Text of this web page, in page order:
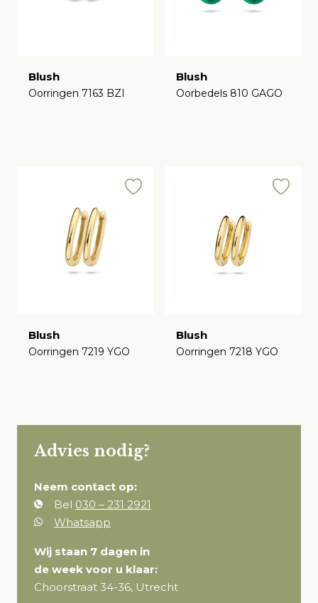
Blush
Oorringen 7163 BZI
Blush
Oorbedels 810 GAGO
Blush
Oorringen 7219 YGO
Blush
Oorringen 7218 YGO
Advies nodig?
Neem contact op:
Bel 030 – 231 2921
Whatsapp
Wij staan 7 dagen in
de week voor u klaar:
Choorstraat 34-36, Utrecht